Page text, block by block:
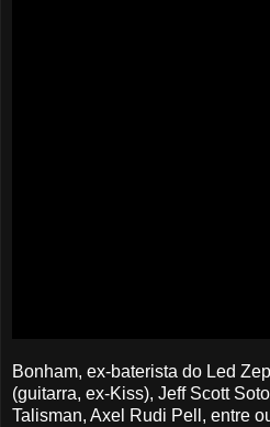
Bonham, ex-baterista do Led
(guitarra, ex-Kiss), Jeff Scott
Talisman, Axel Rudi Pell, entre